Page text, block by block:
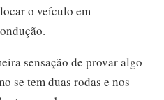
o veículo em
sensação de provar algo
se tem duas rodas e nos